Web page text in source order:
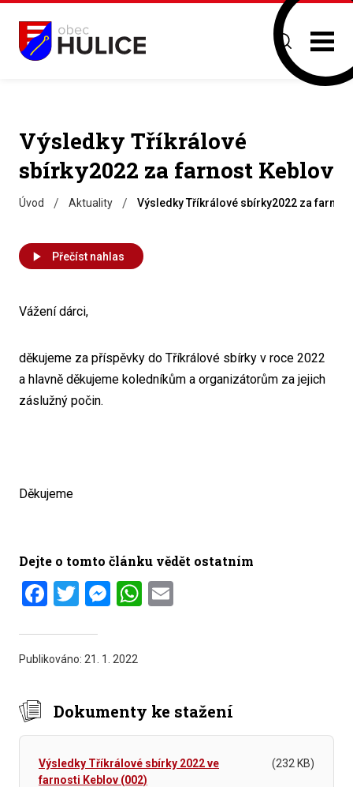
Výsledky Tříkrálové
sbírky2022 za farnost Keblov
Úvod / Aktuality / Výsledky Tříkrálové sbírky2022 za
Přečíst nahlas
Vážení dárci,
děkujeme za příspěvky do Tříkrálové sbírky v roce 2022
a hlavně děkujeme koledníkům a organizátorům za jejich
záslužný počin.
Děkujeme
Dejte o tomto článku vědět ostatním
Facebook
Twitter
Messenger
WhatsApp
Publikováno: 21. 1. 2022
Dokumenty ke stažení
Výsledky Tříkrálové sbírky 2022 ve
farnosti Keblov (002)
(232 KB)